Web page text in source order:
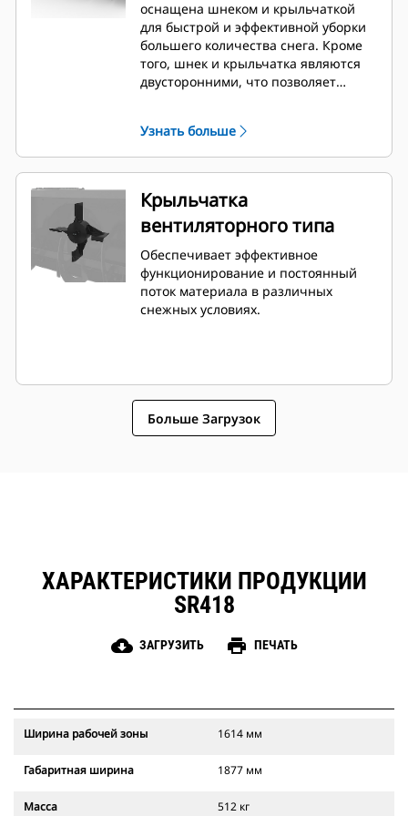
оснащена шнеком и крыльчаткой
для быстрой и эффективной уборки
большего количества снега. Кроме
того, шнек и крыльчатка являются
двусторонними, что позволяет
Узнать больше
Крыльчатка
вентиляторного типа
Обеспечивает эффективное
функционирование и постоянный
поток материала в различных
снежных условиях.
Больше Загрузок
ХАРАКТЕРИСТИКИ ПРОДУКЦИИ
SR418
cloud_download ЗАГРУЗИТЬ print ПЕЧАТЬ
Ширина рабочей зоны 1614 мм
Габаритная ширина 1877 мм
Масса 512 кг